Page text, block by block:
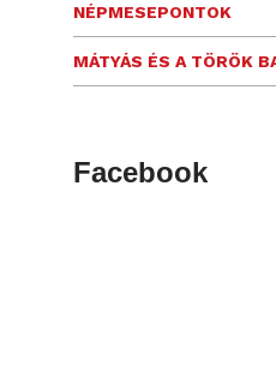
NÉPMESEPONTOK
MÁTYÁS ÉS A TÖRÖK
Facebook